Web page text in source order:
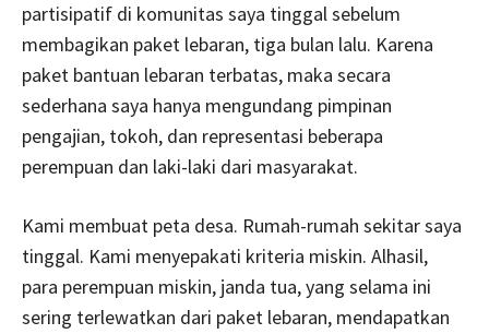
partisipatif di komunitas saya tinggal sebelum
membagikan paket lebaran, tiga bulan lalu. Karena
paket bantuan lebaran terbatas, maka secara
sederhana saya hanya mengundang pimpinan
pengajian, tokoh, dan representasi beberapa
perempuan dan laki-laki dari masyarakat.
Kami membuat peta desa. Rumah-rumah sekitar saya
tinggal. Kami menyepakati kriteria miskin. Alhasil,
para perempuan miskin, janda tua, yang selama ini
sering terlewatkan dari paket lebaran, mendapatkan